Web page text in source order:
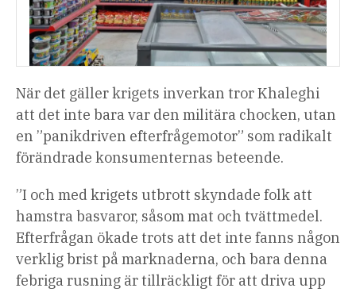
När det gäller krigets inverkan tror Khaleghi
att det inte bara var den militära chocken, utan
en ”panikdriven efterfrågemotor” som radikalt
förändrade konsumenternas beteende.
”I och med krigets utbrott skyndade folk att
hamstra basvaror, såsom mat och tvättmedel.
Efterfrågan ökade trots att det inte fanns någon
verklig brist på marknaderna, och bara denna
febriga rusning är tillräckligt för att driva upp